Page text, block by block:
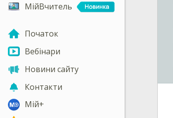
МійВчитель
Початок
Вебінари
Новини сайту
Контакти
Мій+